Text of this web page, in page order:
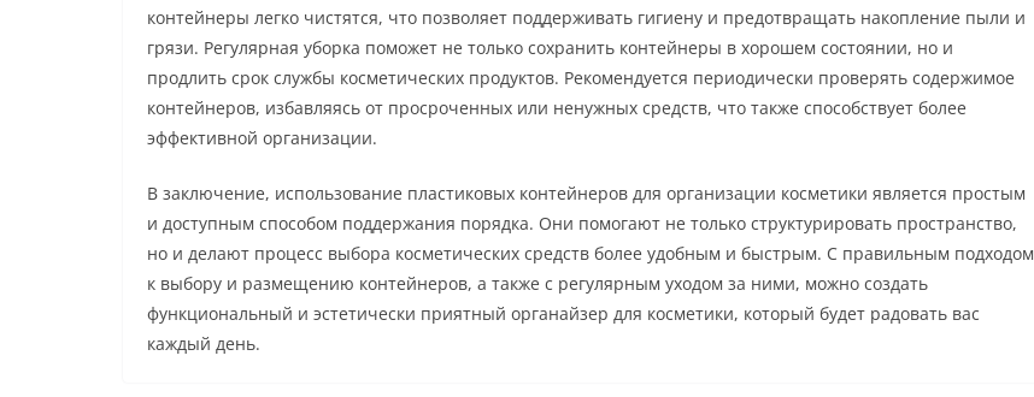
контейнеры легко чистятся, что позволяет поддерживать гигиену и предотвращать накопление пыли и
грязи. Регулярная уборка поможет не только сохранить контейнеры в хорошем состоянии, но и
продлить срок службы косметических продуктов. Рекомендуется периодически проверять содержимое
контейнеров, избавляясь от просроченных или ненужных средств, что также способствует более
эффективной организации.
В заключение, использование пластиковых контейнеров для организации косметики является простым
и доступным способом поддержания порядка. Они помогают не только структурировать пространство,
но и делают процесс выбора косметических средств более удобным и быстрым. С правильным подходом
к выбору и размещению контейнеров, а также с регулярным уходом за ними, можно создать
функциональный и эстетически приятный органайзер для косметики, который будет радовать вас
каждый день.